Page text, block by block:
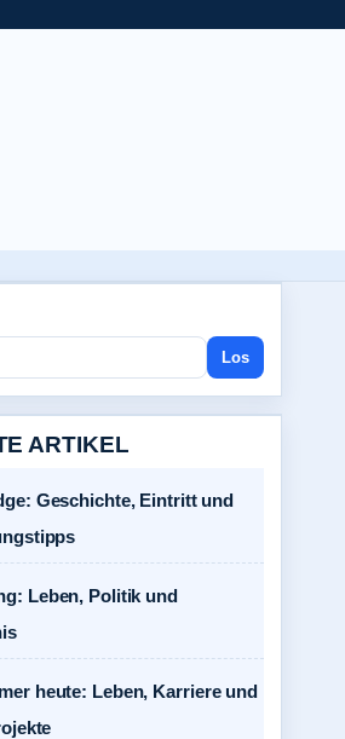
Los
ARTIKEL
Geschichte, Eintritt und
Leben, Politik und
heute: Leben, Karriere und